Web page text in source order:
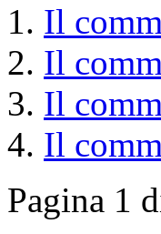
Il
Il
Il
Il
Pagina 1